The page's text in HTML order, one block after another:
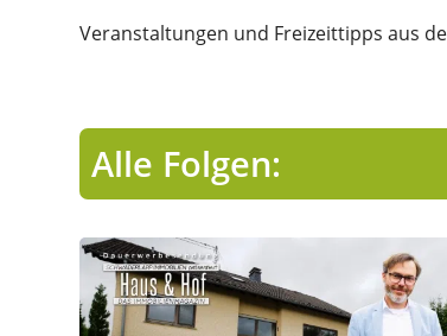
Veranstaltungen und Freizeittipps aus
Alle Folgen: